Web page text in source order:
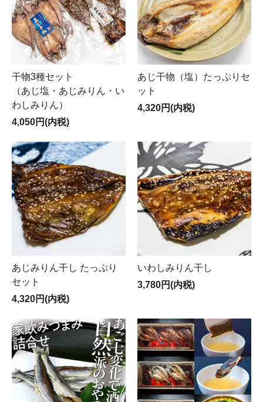
干物3種セット
（あじ塩・あじみりん・い
わしみりん）
4,050円(内税)
あじ干物（塩）たっぷりセ
ット
4,320円(内税)
あじみりん干し たっぷり
セット
4,320円(内税)
いわしみりん干し
3,780円(内税)